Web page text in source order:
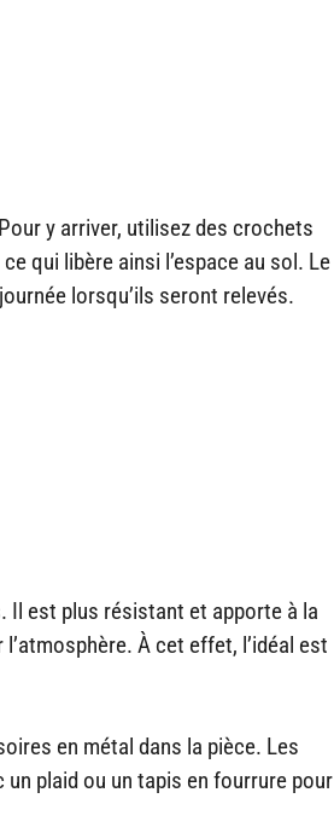
y arriver, utilisez des crochets
qui libère ainsi l’espace au sol. Le
lorsqu’ils seront relevés.
Il est plus résistant et apporte à la
À cet effet, l’idéal est
en métal dans la pièce. Les
plaid ou un tapis en fourrure pour